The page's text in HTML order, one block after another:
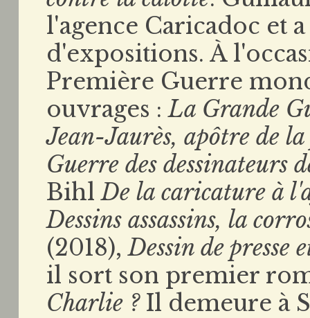
l'agence Caricadoc et
d'expositions. À
Première Guerre
ouvrages :La Grande
Jean-Jaurès, apôtre de
Guerre des dessinateurs
Bihl De la caricature à
Dessins assassins, la
(2018),Dessin de presse
il sort son premier
Charlie ? Il demeure à